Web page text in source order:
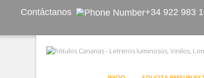
Contáctanos +34 922 983